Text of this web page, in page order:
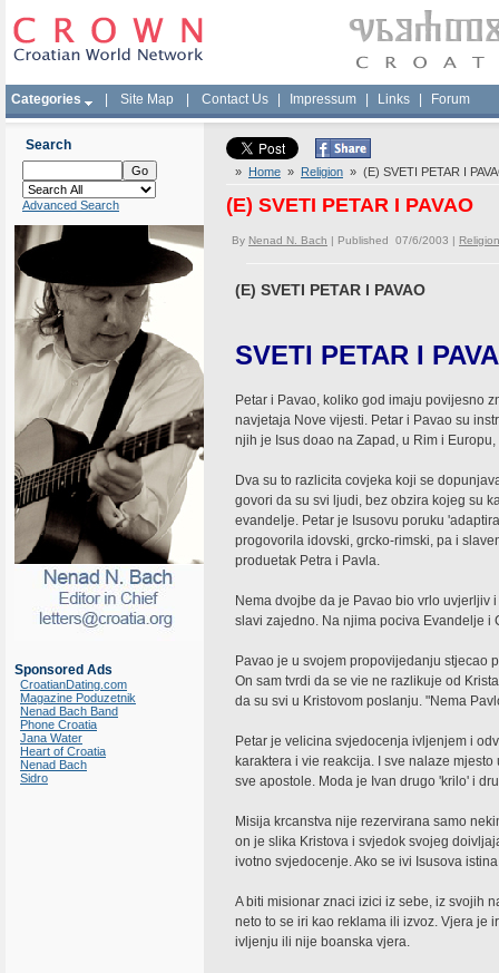
Categories Site Map Contact Us Impressum Links Forum
Search
Advanced Search
Sponsored Ads
CroatianDating.com
Magazine Poduzetnik
Nenad Bach Band
Phone Croatia
Jana Water
Heart of Croatia
Nenad Bach
Sidro
» Home » Religion » (E) SVETI PETAR I
(E) SVETI PETAR I PAVAO
By Nenad N. Bach | Published 07/6/2003 | Religion
(E) SVETI PETAR I PAVAO
SVETI PETAR I
Petar i Pavao, koliko god imaju povijesno
navjetaja Nove vijesti. Petar i Pavao su
njih je Isus doao na Zapad, u Rim i
Dva su to razlicita covjeka koji se
govori da su svi ljudi, bez obzira kojeg su
evandelje. Petar je Isusovu poruku
progovorila idovski, grcko-rimski, pa i
produetak Petra i Pavla.
Nema dvojbe da je Pavao bio vrlo uvjerljiv
slavi zajedno. Na njima pociva Evandelje i
Pavao je u svojem propovijedanju stjecao
On sam tvrdi da se vie ne razlikuje od
da su svi u Kristovom poslanju. "Nema
Petar je velicina svjedocenja ivljenjem i
karaktera i vie reakcija. I sve nalaze
sve apostole. Moda je Ivan drugo 'krilo' i
Misija krcanstva nije rezervirana samo
on je slika Kristova i svjedok svojeg
ivotno svjedocenje. Ako se ivi Isusova
A biti misionar znaci izici iz sebe, iz svojih
neto to se iri kao reklama ili izvoz. Vjera
ivljenju ili nije boanska vjera.